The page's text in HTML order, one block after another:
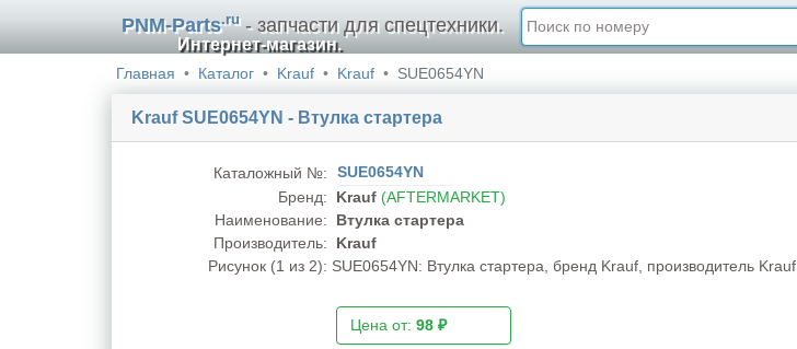
PNM-Parts.ru- запчасти для спецтехники.
Интернет-магазин.
Главная Каталог Krauf Krauf SUE0654YN
Krauf SUE0654YN - Втулка стартера
Каталожный №:
SUE0654YN
Бренд:
Krauf (AFTERMARKET)
Наименование:
Втулка стартера
Производитель:
Krauf
Рисунок (1 из 2): SUE0654YN: Втулка стартера, бренд Krauf, производитель Krauf
Цена от: 98 ₽